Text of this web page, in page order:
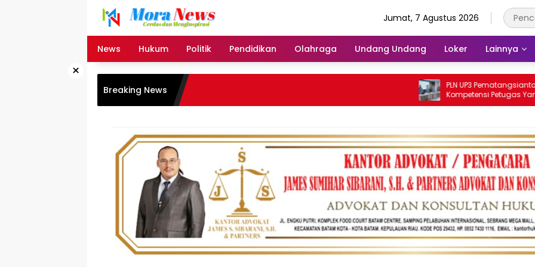
Jumat, 7 Agustus 2026
News Hukum Politik Pendidikan Olahraga Undang Undang Loker Lainnya
×
Breaking News
PLN UP3 Pematangsiantar
Kompetensi Petugas Yantek